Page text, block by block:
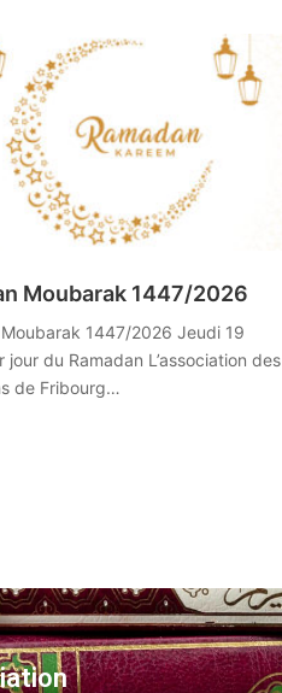
Moubarak 1447/2026
1447/2026 Jeudi 19
jour du Ramadan L’association des
de Fribourg…